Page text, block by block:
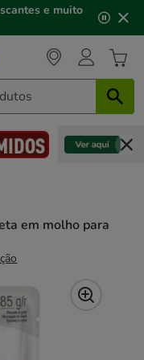
e muito
em molho para